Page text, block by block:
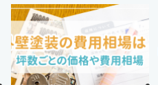
する方法も紹介！